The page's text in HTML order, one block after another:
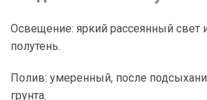
Освещение: яркий рассеянный свет
полутень.
Полив: умеренный, после
грунта.